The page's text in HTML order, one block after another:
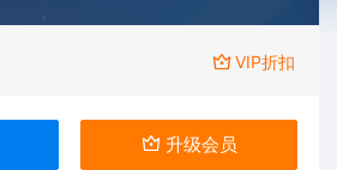
VIP折扣
升级会员